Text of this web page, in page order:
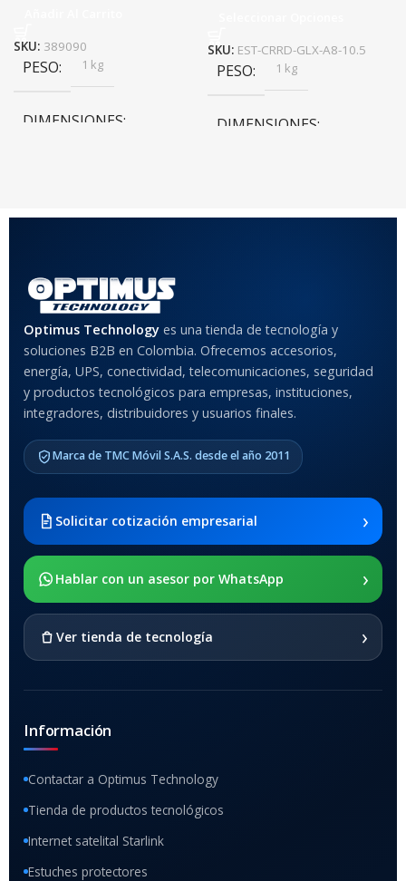
SKU: 389090
PESO 1 kg
DIMENSIONES
SKU: EST-CRRD-GLX-A8-10.5
PESO 1 kg
DIMENSIONES
COLOR
Anti-Shock
MODELO DE TABLETS
COMPATIBLES
2021 SM-x200 / Samsung
Galaxy Tab A8 10.5 2021 SM-
x205
SOPORTE DE APOYO
Optimus Technology es una tienda de tecnología y
soluciones B2B en Colombia. Ofrecemos accesorios,
energía, UPS, conectividad, telecomunicaciones, seguridad
y productos tecnológicos para empresas, instituciones,
integradores, distribuidores y usuarios finales.
Marca de TMC Móvil S.A.S. desde el año 2011
Solicitar cotización empresarial ›
Hablar con un asesor por WhatsApp ›
Ver tienda de tecnología ›
Información
Contactar a Optimus Technology
Tienda de productos tecnológicos
Internet satelital Starlink
Estuches protectores